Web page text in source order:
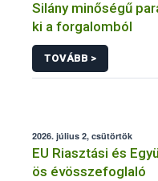
Silány minőségű
ki a forgalomból
TOVÁBB >
2026. július 2, csütörtök
EU Riasztási és
ös évösszefoglaló